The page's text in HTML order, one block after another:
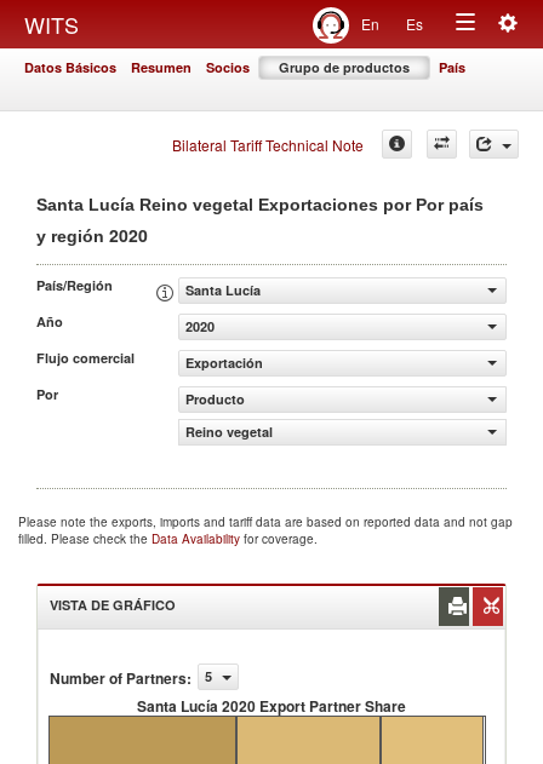
WITS En Es
Toggle
Datos Básicos Resumen Socios Grupo de productos País
Bilateral Tariff Technical Note
Santa Lucía Reino vegetal Exportaciones por Por país
y región 2020
País/Región
Santa Lucía
Año
2020
Flujo comercial
Exportación
Por
Producto
Reino vegetal
Please note the exports, imports and tariff data are based on reported data and not gap
filled. Please check the Data Availability for coverage.
VISTA DE GRÁFICO
Number of Partners: 5
Santa Lucía 2020 Export Partner Share